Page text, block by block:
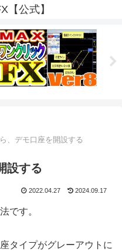
【公式】
、デモ口座を開設する
設する
2022.04.27 2024.09.17
です。
タイプがグレーアウトに